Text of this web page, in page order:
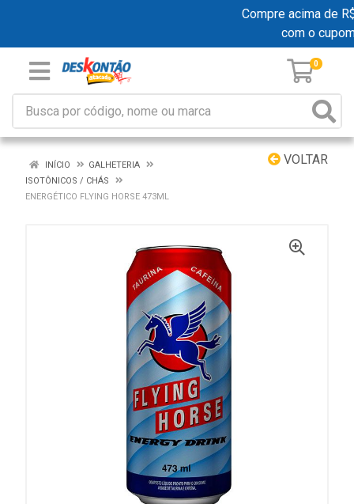
Compre acima de
com o
0
VOLTAR
INÍCIO
GALHETERIA
ISOTÔNICOS / CHÁS
ENERGÉTICO FLYING HORSE 473ML